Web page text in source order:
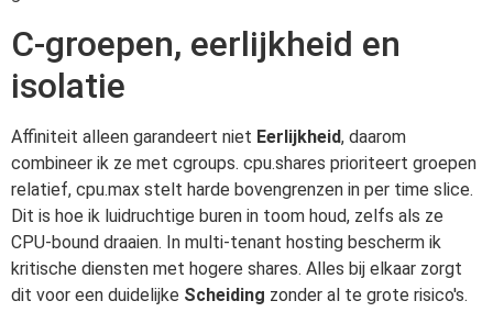
C-groepen, eerlijkheid en
isolatie
Affiniteit alleen garandeert niet Eerlijkheid, daarom
combineer ik ze met cgroups. cpu.shares prioriteert groepen
relatief, cpu.max stelt harde bovengrenzen in per time slice.
Dit is hoe ik luidruchtige buren in toom houd, zelfs als ze
CPU-bound draaien. In multi-tenant hosting bescherm ik
kritische diensten met hogere shares. Alles bij elkaar zorgt
dit voor een duidelijke Scheiding zonder al te grote risico's.